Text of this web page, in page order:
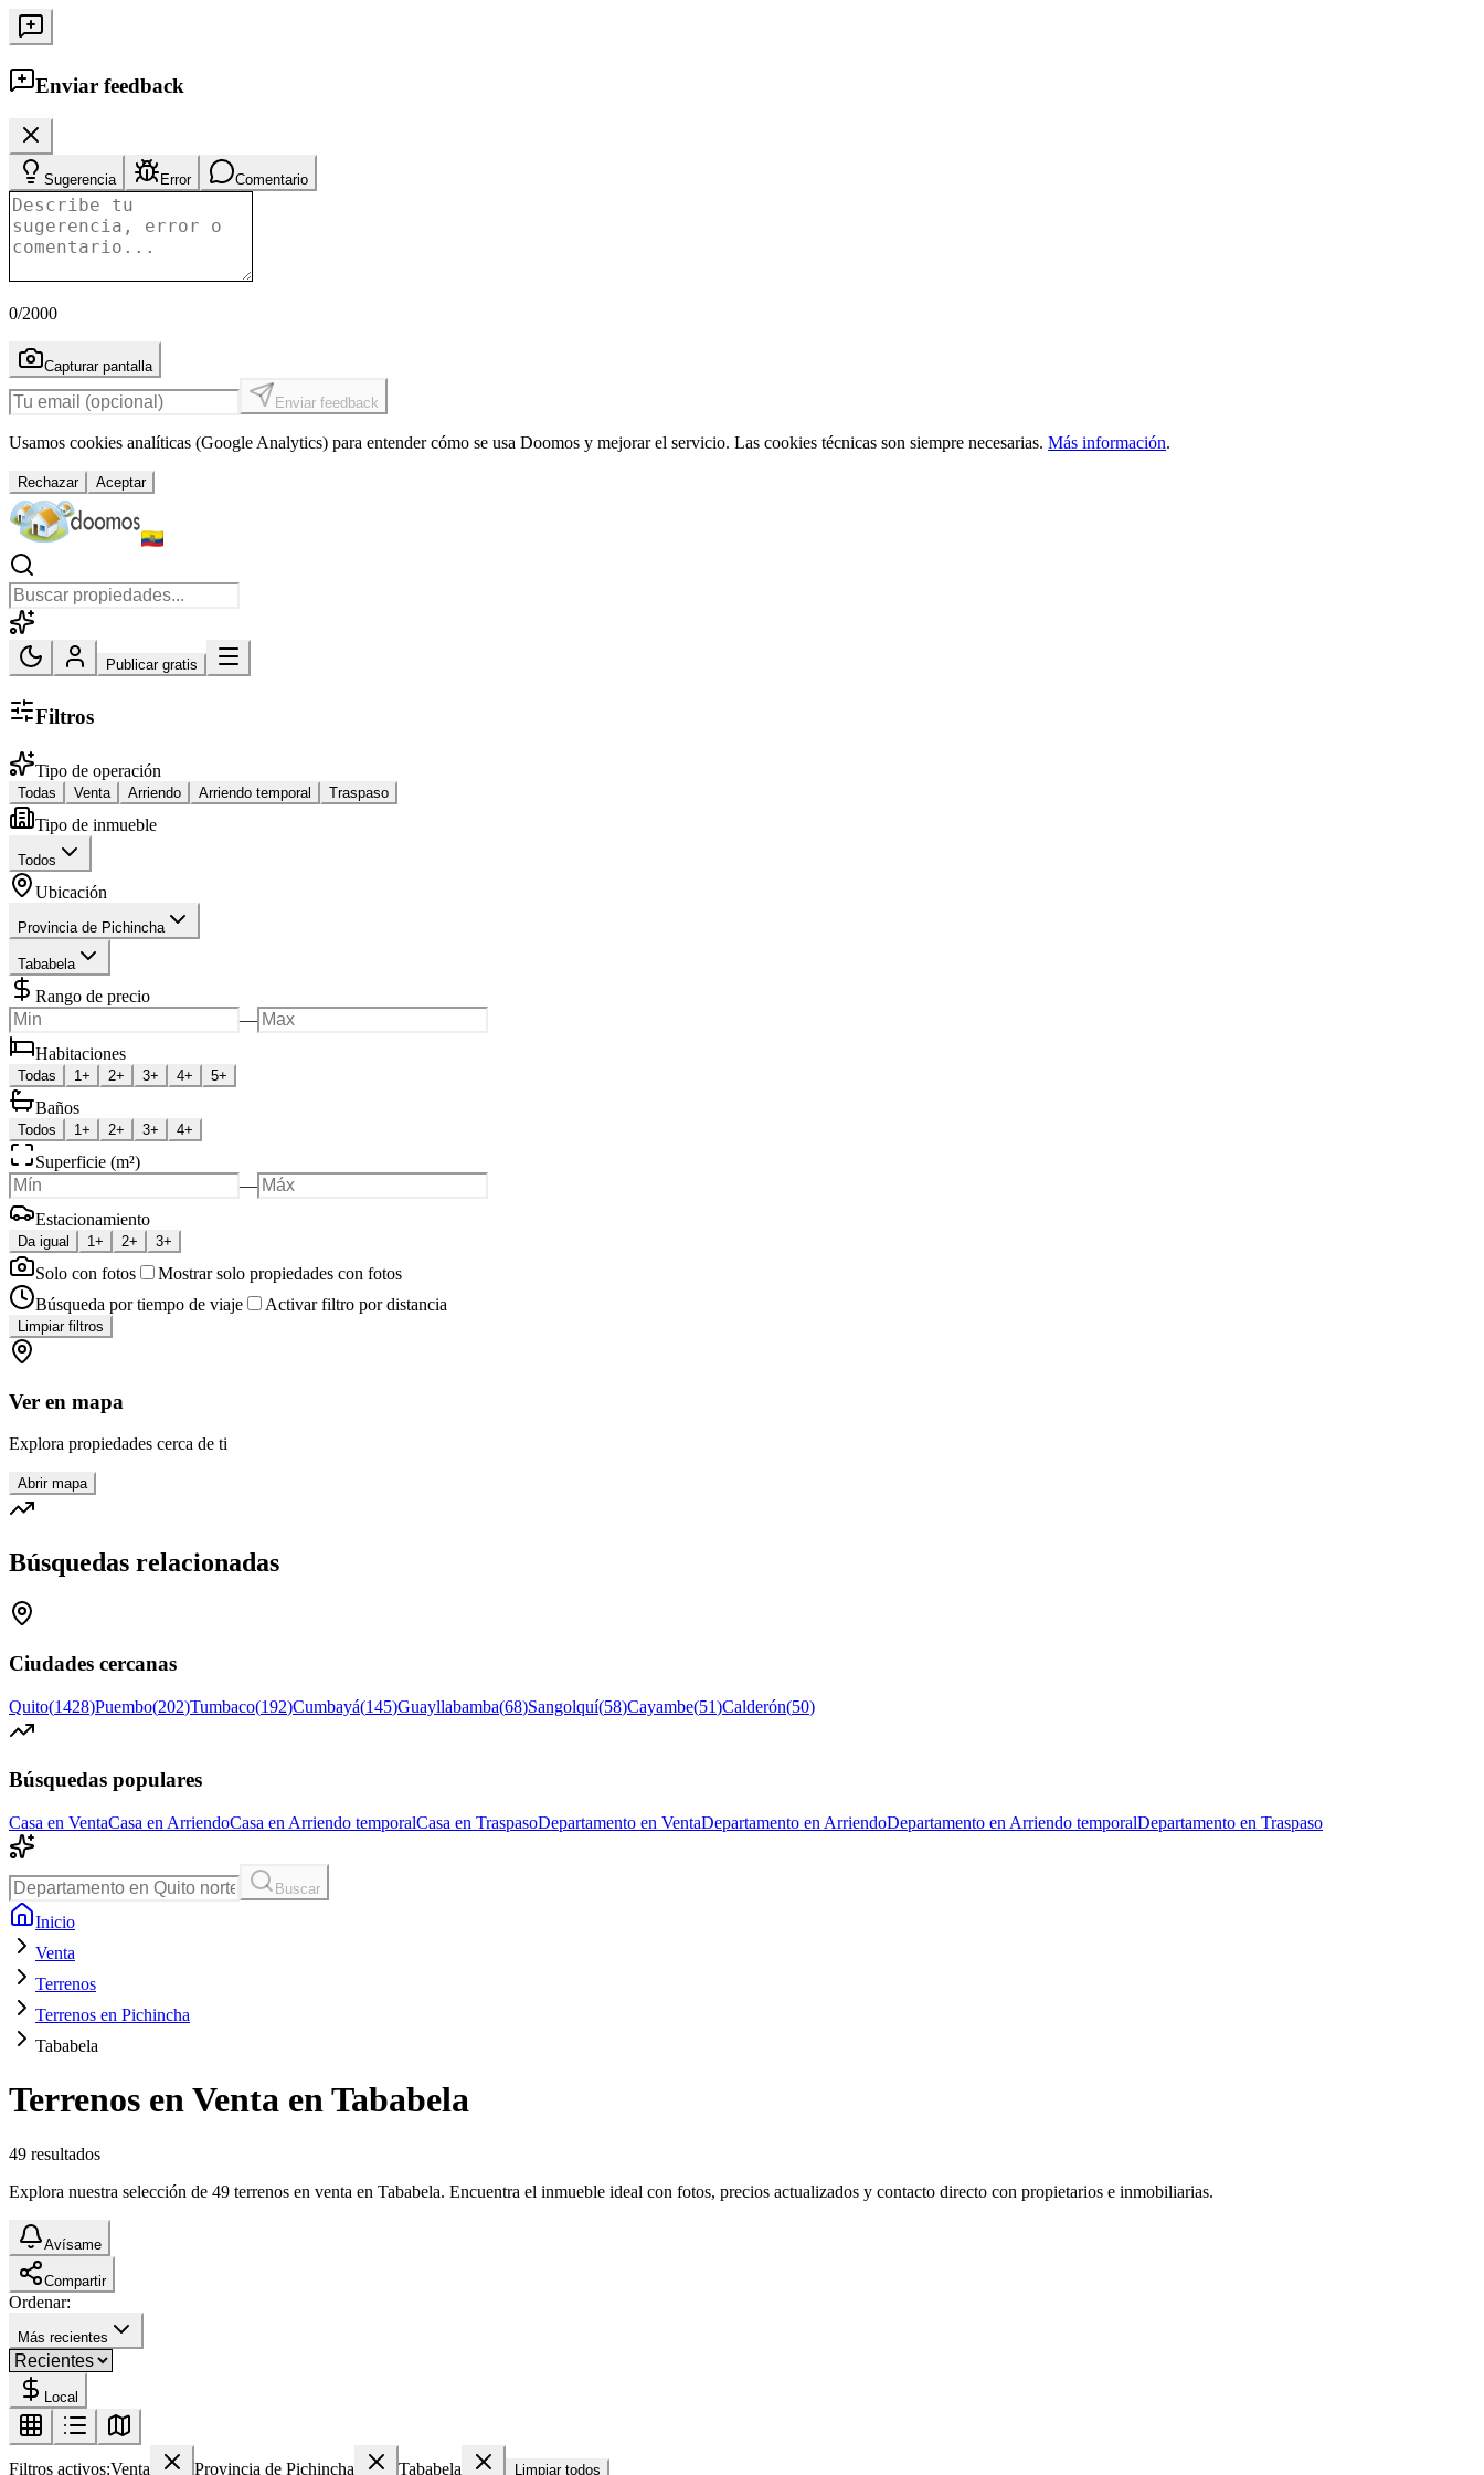
Enviar feedback
Sugerencia Error Comentario
0/2000
Capturar pantalla
Enviar feedback
Usamos cookies analíticas (Google Analytics) para entender cómo se usa Doomos y mejorar el servicio. Las cookies técnicas son siempre necesarias. Más información.
Rechazar Aceptar
Publicar gratis
Filtros
Tipo de operación
Todas Venta Arriendo Arriendo temporal Traspaso
Tipo de inmueble
Todos
Ubicación
Provincia de Pichincha
Tababela
Rango de precio
—
Habitaciones
Todas 1+ 2+ 3+ 4+ 5+
Baños
Todos 1+ 2+ 3+ 4+
Superficie (m²)
—
Estacionamiento
Da igual 1+ 2+ 3+
Solo con fotos
Mostrar solo propiedades con fotos
Búsqueda por tiempo de viaje
Activar filtro por distancia
Limpiar filtros
Ver en mapa
Explora propiedades cerca de ti
Abrir mapa
Búsquedas relacionadas
Ciudades cercanas
Quito(1428)Puembo(202)Tumbaco(192)Cumbayá(145)Guayllabamba(68)Sangolquí(58)Cayambe(51)Calderón(50)
Búsquedas populares
Casa en VentaCasa en ArriendoCasa en Arriendo temporalCasa en TraspasoDepartamento en VentaDepartamento en ArriendoDepartamento en Arriendo temporalDepartamento en Traspaso
Buscar
Inicio
Venta
Terrenos
Terrenos en Pichincha
Tababela
Terrenos en Venta en Tababela
49 resultados
Explora nuestra selección de 49 terrenos en venta en Tababela. Encuentra el inmueble ideal con fotos, precios actualizados y contacto directo con propietarios e inmobiliarias.
Avísame
Compartir
Ordenar:
Más recientes
Local
Filtros activos:Venta Provincia de Pichincha Tababela Limpiar todos